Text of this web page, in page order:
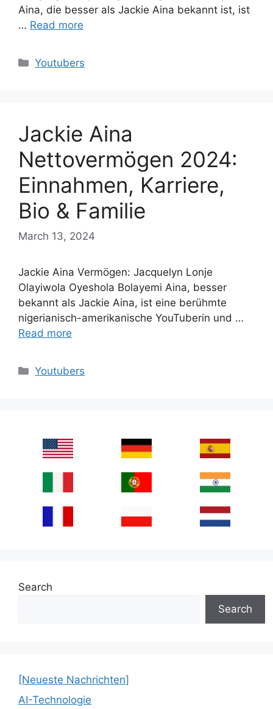
Aina, die besser als Jackie Aina bekannt ist, ist
… Read more
Categories
Youtubers
Jackie Aina
Nettovermögen 2024:
Einnahmen, Karriere,
Bio & Familie
March 13, 2024
Jackie Aina Vermögen: Jacquelyn Lonje
Olayiwola Oyeshola Bolayemi Aina, besser
bekannt als Jackie Aina, ist eine berühmte
nigerianisch-amerikanische YouTuberin und …
Read more
Categories
Youtubers
Search
Search
[Neueste Nachrichten]
AI-Technologie